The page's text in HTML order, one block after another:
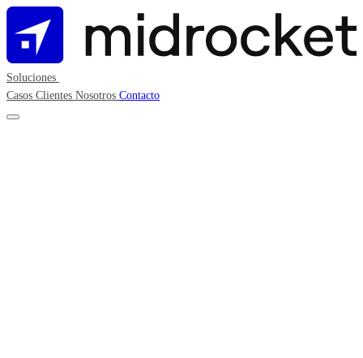
Soluciones
Casos Clientes Nosotros Contacto